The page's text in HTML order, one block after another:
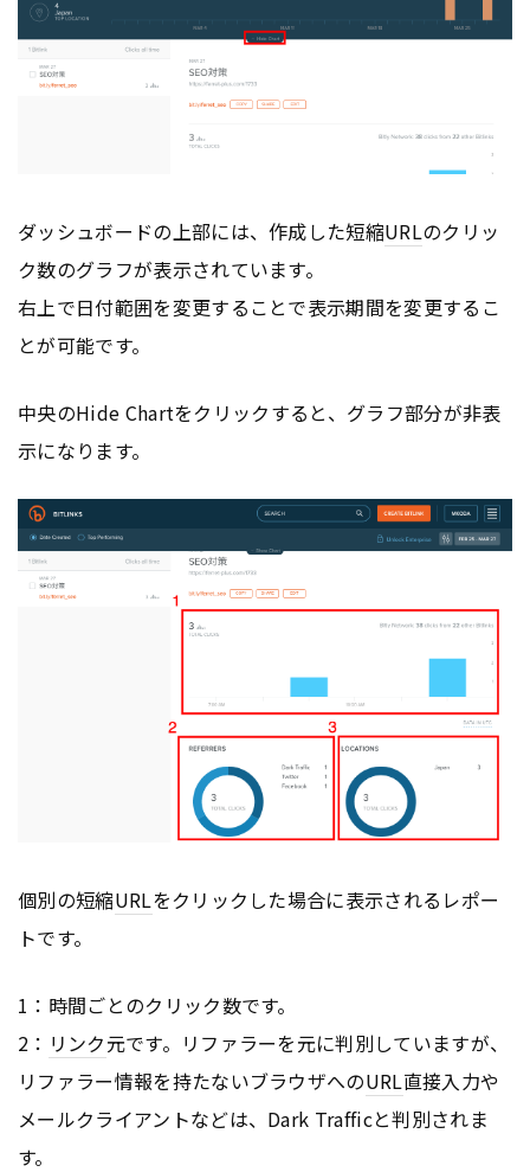
ダッシュボードの上部には、作成した短縮URLのクリッ
ク数のグラフが表示されています。
右上で日付範囲を変更することで表示期間を変更するこ
とが可能です。
中央のHide Chartをクリックすると、グラフ部分が非表
示になります。
個別の短縮URLをクリックした場合に表示されるレポー
トです。
1：時間ごとのクリック数です。
2： リンク元です。リファラーを元に判別していますが、
リファラー情報を持たないブラウザへのURL直接入力や
メールクライアントなどは、Dark Trafficと判別されま
す。